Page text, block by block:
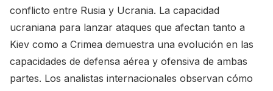
conflicto entre Rusia y Ucrania. La capacidad
ucraniana para lanzar ataques que afectan tanto a
Kiev como a Crimea demuestra una evolución en las
capacidades de defensa aérea y ofensiva de ambas
partes. Los analistas internacionales observan cómo